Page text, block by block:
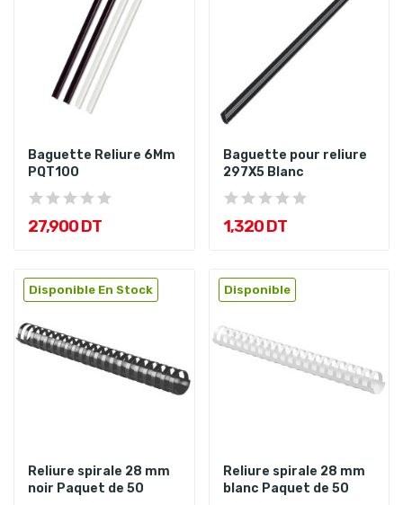
Baguette Reliure 6Mm
PQT100
27,900 DT
Baguette pour reliure
297X5 Blanc
1,320 DT
Disponible En Stock
Reliure spirale 28 mm
noir Paquet de 50
Disponible
Reliure spirale 28 mm
blanc Paquet de 50